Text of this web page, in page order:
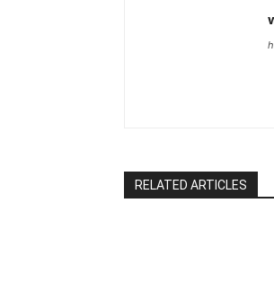
RELATED ARTICLES